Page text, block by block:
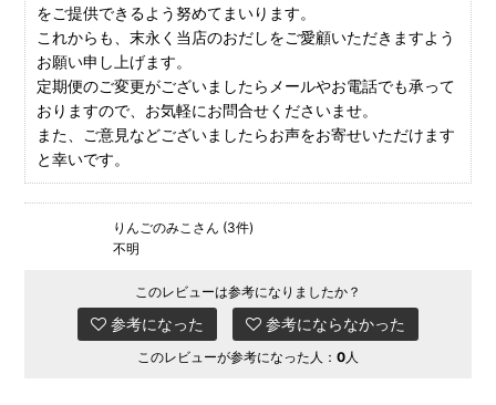
をご提供できるよう努めてまいります。
これからも、末永く当店のおだしをご愛顧いただきますよう
お願い申し上げます。
定期便のご変更がございましたらメールやお電話でも承って
おりますので、お気軽にお問合せくださいませ。
また、ご意見などございましたらお声をお寄せいただけます
と幸いです。
りんごのみこさん (3件)
不明
このレビューは参考になりましたか？
参考になった 参考にならなかった
このレビューが参考になった人： 0 人